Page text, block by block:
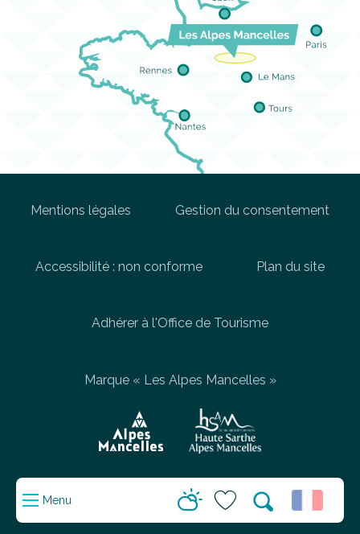
Aller
au
Menu
Recherche
Mentions légales Gestion du consentement
Accessibilité : non conforme Plan du site
Adhérer à l'Office de Tourisme
Marque « Les Alpes Mancelles »